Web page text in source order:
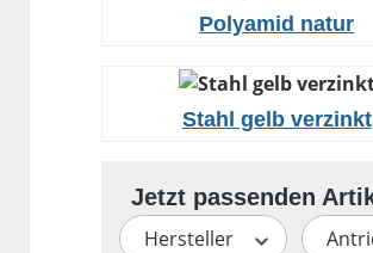
Polyamid natur
Stahl gelb verzinkt
Hersteller